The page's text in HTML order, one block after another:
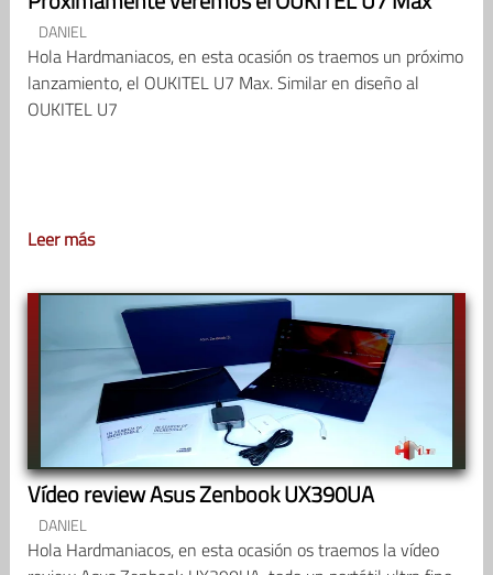
DANIEL
Hola Hardmaniacos, en esta ocasión os traemos un próximo
lanzamiento, el OUKITEL U7 Max. Similar en diseño al
OUKITEL U7
Leer más
Vídeo review Asus Zenbook UX390UA
DANIEL
Hola Hardmaniacos, en esta ocasión os traemos la vídeo